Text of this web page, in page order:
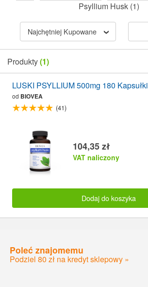
Psyllium Husk(1)
Najchętniej Kupowane
Produkty(1)
LUSKI PSYLLIUM 500mg 180 Kapsułki
od BIOVEA
(41)
104,35 zł
VAT naliczony
Dodaj do koszyka
Poleć znajomemu
Podziel 80 zł na kredyt sklepowy »